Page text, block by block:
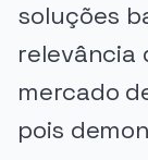
soluções
relevância
mercado
pois